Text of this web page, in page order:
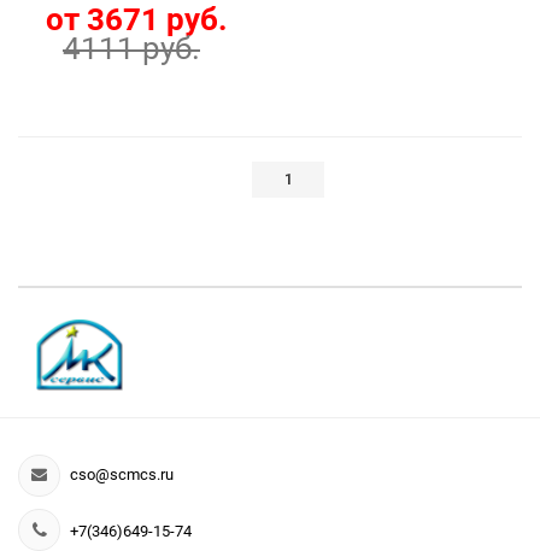
от 3671 руб.
4111 руб.
1
cso@scmcs.ru
+7(346)649-15-74